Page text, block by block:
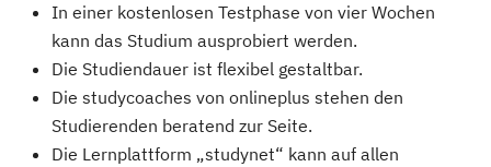
In einer kostenlosen Testphase von vier Wochen
kann das Studium ausprobiert werden.
Die Studiendauer ist flexibel gestaltbar.
Die studycoaches von onlineplus stehen den
Studierenden beratend zur Seite.
Die Lernplattform „studynet“ kann auf allen